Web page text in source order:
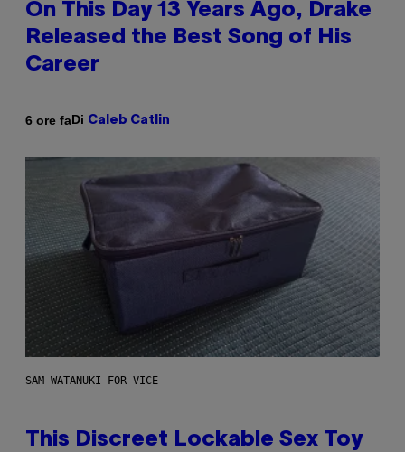
On This Day 13 Years Ago, Drake
Released the Best Song of His
Career
6 ore faDi Caleb Catlin
SAM WATANUKI FOR VICE
This Discreet Lockable Sex Toy